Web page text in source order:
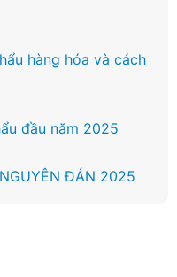
hàng hóa và cách
đầu năm 2025
ĐÁN 2025